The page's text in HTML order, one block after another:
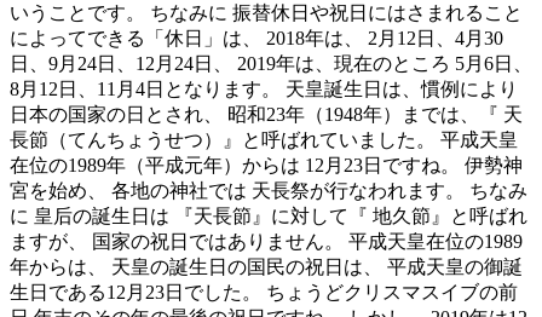
いうことです。 ちなみに 振替休日や祝日にはさまれること
によってできる「休日」は、 2018年は、 2月12日、4月30
日、9月24日、12月24日、 2019年は、現在のところ 5月6日、
8月12日、11月4日となります。 天皇誕生日は、慣例により
日本の国家の日とされ、 昭和23年（1948年）までは、『 天
長節（てんちょうせつ）』と呼ばれていました。 平成天皇
在位の1989年（平成元年）からは 12月23日ですね。 伊勢神
宮を始め、 各地の神社では 天長祭が行なわれます。 ちなみ
に 皇后の誕生日は 『天長節』に対して『 地久節』と呼ばれ
ますが、 国家の祝日ではありません。 平成天皇在位の1989
年からは、 天皇の誕生日の国民の祝日は、 平成天皇の御誕
生日である12月23日でした。 ちょうどクリスマスイブの前